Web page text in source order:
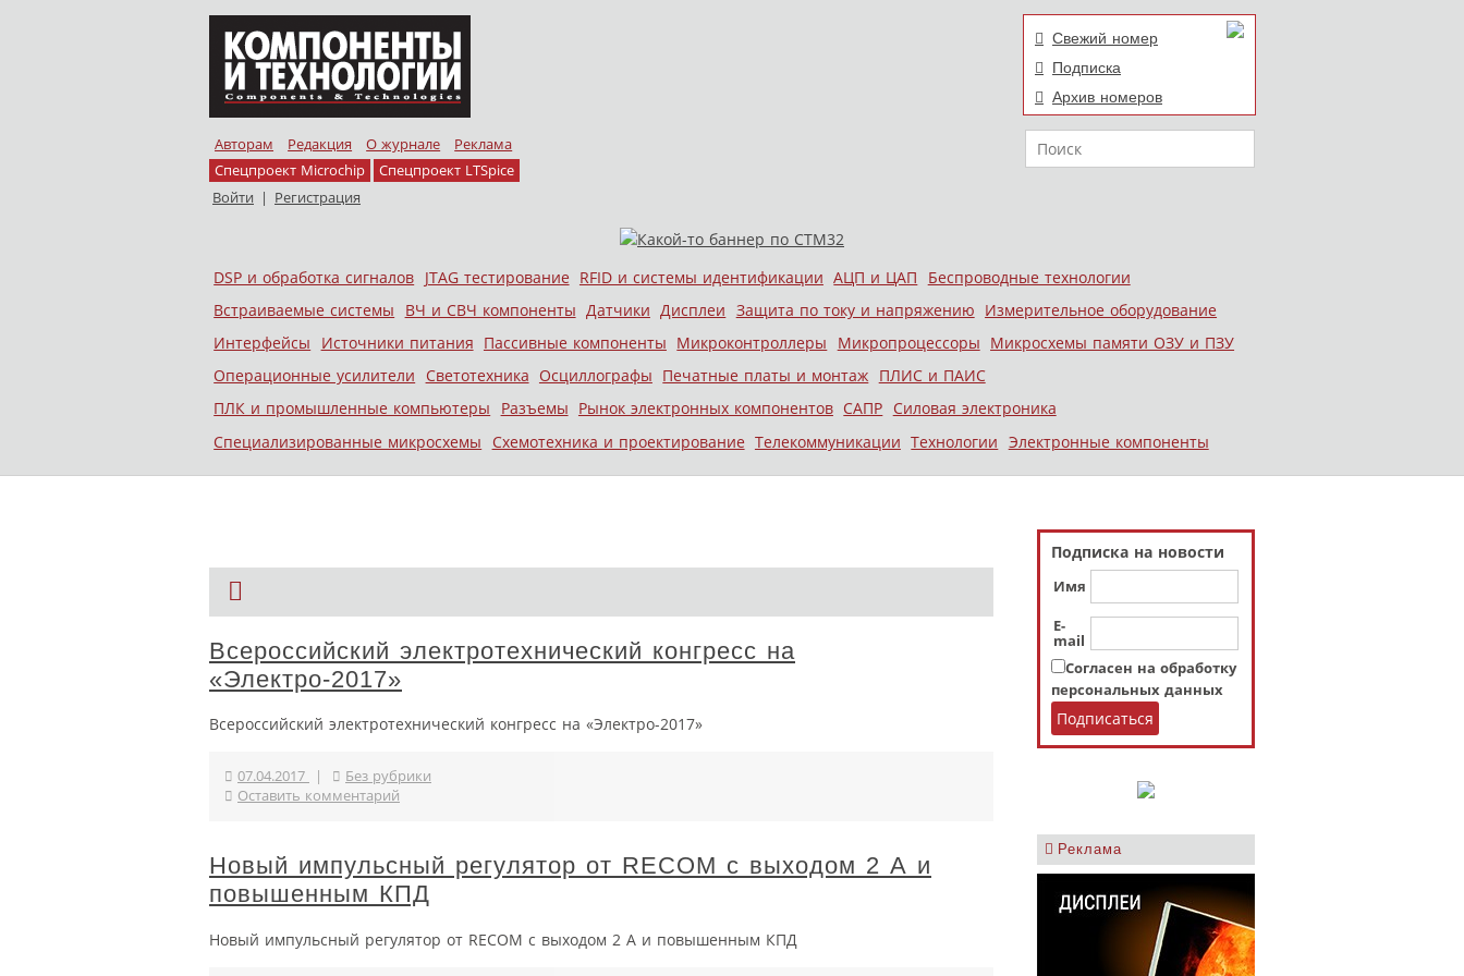
Авторам Редакция О журнале
Реклама
Спецпроект Microchip
Спецпроект LTSpice
Войти | Регистрация
Свежий номер
Подписка
Архив номеров
Поиск
Меню
Skip to content
DSP и обработка сигналов JTAG тестирование RFID и системы идентификации АЦП и ЦАП
Беспроводные технологии
Встраиваемые системы
ВЧ и СВЧ компоненты Датчики Дисплеи Защита по току и напряжению Измерительное оборудование
Интерфейсы
Источники питания Пассивные компоненты Микроконтроллеры Микропроцессоры Микросхемы памяти ОЗУ и ПЗУ
Операционные усилители
Светотехника Осциллографы Печатные платы и монтаж ПЛИС и ПАИС
ПЛК и промышленные компьютеры
Разъемы Рынок электронных компонентов САПР Силовая электроника
Специализированные микросхемы
Схемотехника и проектирование Телекоммуникации Технологии Электронные компоненты
Подписка на новости
Имя
E-
mail
Согласен на обработку
персональных данных
Реклама
Всероссийский электротехнический конгресс на
«Электро-2017»
Всероссийский электротехнический конгресс на «Электро-2017»
07.04.2017 |
Без рубрики
Оставить комментарий
Новый импульсный регулятор от RECOM с выходом 2 А и
повышенным КПД
Новый импульсный регулятор от RECOM с выходом 2 А и повышенным КПД